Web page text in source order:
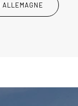
ALLEMAGNE